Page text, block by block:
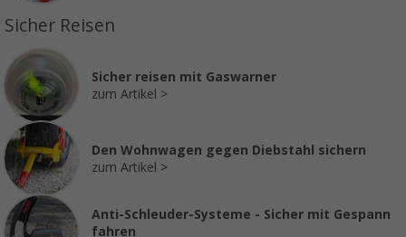
Sicher Reisen
Sicher reisen mit Gaswarner
zum Artikel
Den Wohnwagen gegen Diebstahl sichern
zum Artikel
Anti-Schleuder-Systeme - Sicher mit Gespann
fahren